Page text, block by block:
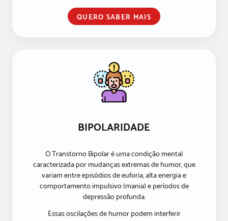
QUERO SABER MAIS
BIPOLARIDADE
O Transtorno Bipolar é uma condição mental
caracterizada por mudanças extremas de humor, que
variam entre episódios de euforia, alta energia e
comportamento impulsivo (mania) e períodos de
depressão profunda.
Essas oscilações de humor podem interferir